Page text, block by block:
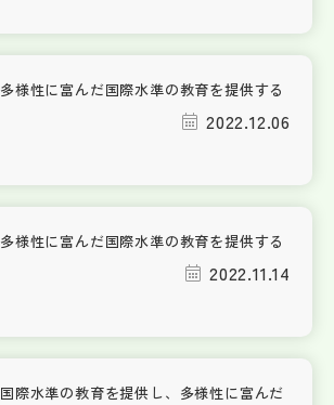
多様性に富んだ国際水準の教育を提供する
2022.12.06
多様性に富んだ国際水準の教育を提供する
2022.11.14
国際水準の教育を提供し、多様性に富んだ